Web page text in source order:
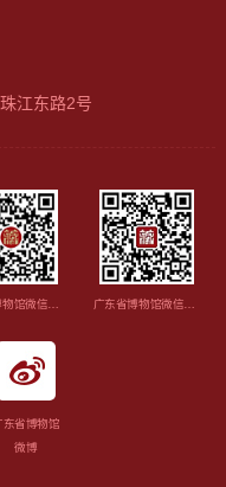
江东路2号
广东省博物馆微信视频号 广东省博物馆微信订阅号
东省博物馆
微博